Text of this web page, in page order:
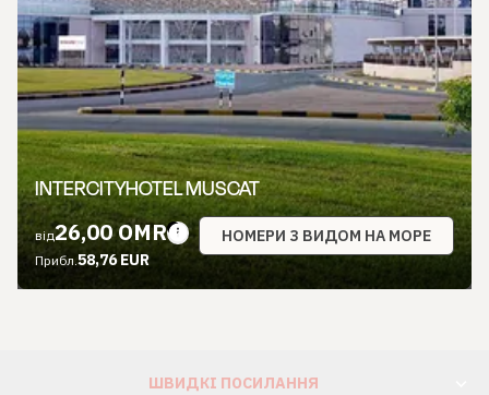
INTERCITYHOTEL MUSCAT
від26,00 OMR
Прибл.58,76 EUR
НОМЕРИ З ВИДОМ НА МОРЕ
ШВИДКІ ПОСИЛАННЯ